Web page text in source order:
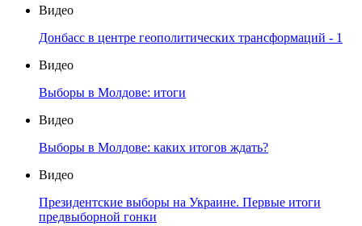
Видео
Донбасс в центре геополитических трансформаций - 1
Видео
Выборы в Молдове: итоги
Видео
Выборы в Молдове: каких итогов ждать?
Видео
Президентские выборы на Украине. Первые итоги
предвыборной гонки